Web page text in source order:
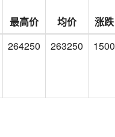
最高价 均价 涨跌
264250 263250 1500